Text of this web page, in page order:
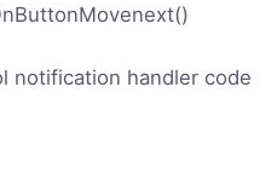
notification handler code